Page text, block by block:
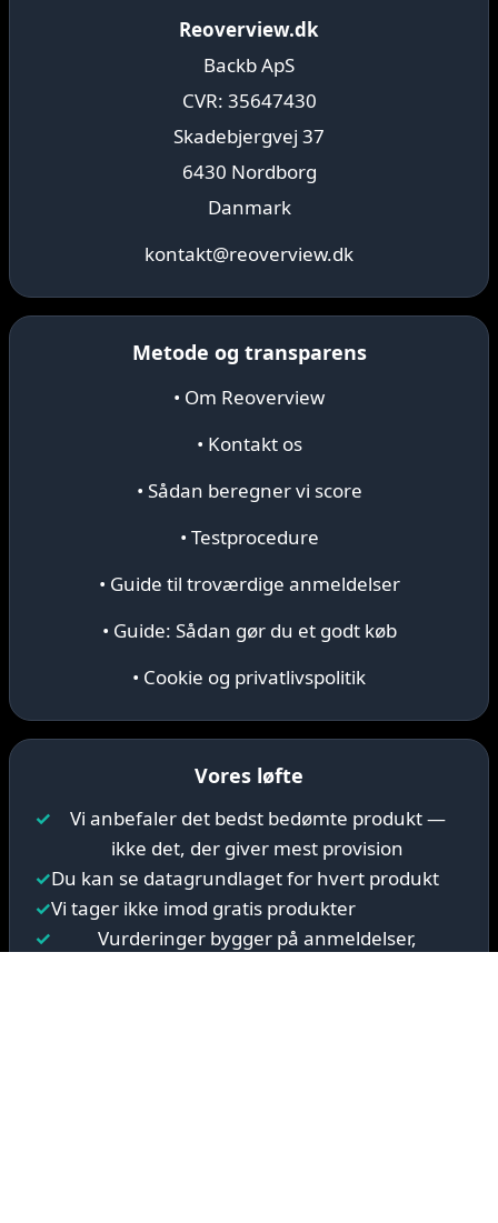
Reoverview.dk
Backb ApS
CVR: 35647430
Skadebjergvej 37
6430 Nordborg
Danmark
kontakt@reoverview.dk
Metode og transparens
• Om Reoverview
• Kontakt os
• Sådan beregner vi score
• Testprocedure
• Guide til troværdige anmeldelser
• Guide: Sådan gør du et godt køb
• Cookie og privatlivspolitik
Vores løfte
✓
Vi anbefaler det bedst bedømte produkt —
ikke det, der giver mest provision
✓Du kan se datagrundlaget for hvert produkt
✓Vi tager ikke imod gratis produkter
✓
Vurderinger bygger på anmeldelser,